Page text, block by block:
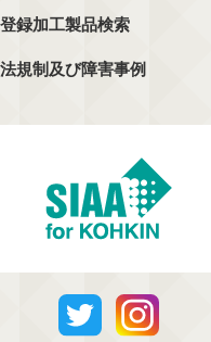
登録加工製品検索
法規制及び障害事例